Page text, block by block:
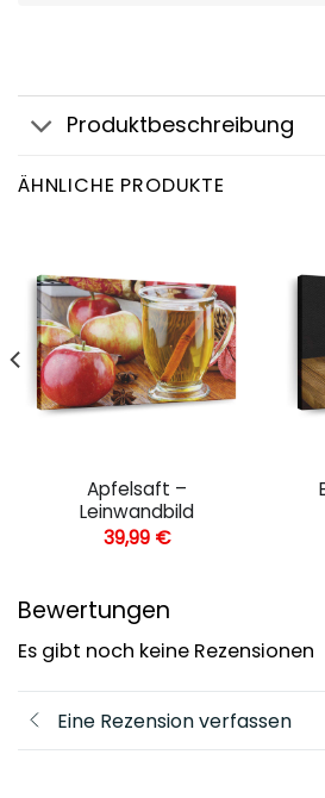
Produktbeschreibung
ÄHNLICHE PRODUKTE
Apfelsaft –
Leinwandbild
39,99 €
Bewertungen
Es gibt noch keine Rezensionen
Eine Rezension verfassen